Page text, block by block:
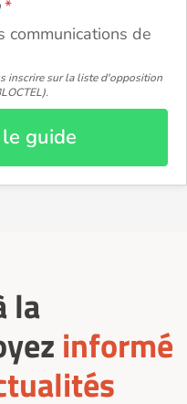
communications de
inscrire sur la liste d'opposition
guide
la
informé